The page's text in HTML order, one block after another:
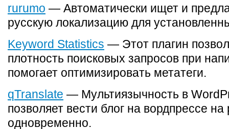
rurumo — Автоматически ищет и
русскую локализацию для
Keyword Statistics — Этот плагин
плотность поисковых запросов при
помогает оптимизировать метатеги.
qTranslate — Мультиязычность в
позволяет вести блог на вордпрессе
одновременно.